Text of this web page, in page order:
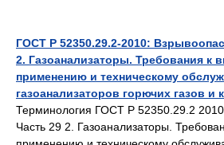
ГОСТ Р 52350.29.2-2010:
2. Газоанализаторы. Требования к
применению и техническому
газоанализаторов горючих газов и
Терминология ГОСТ Р 52350.29.2
Часть 29 2. Газоанализаторы.